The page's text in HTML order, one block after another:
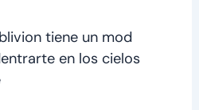
tiene un mod
en los cielos